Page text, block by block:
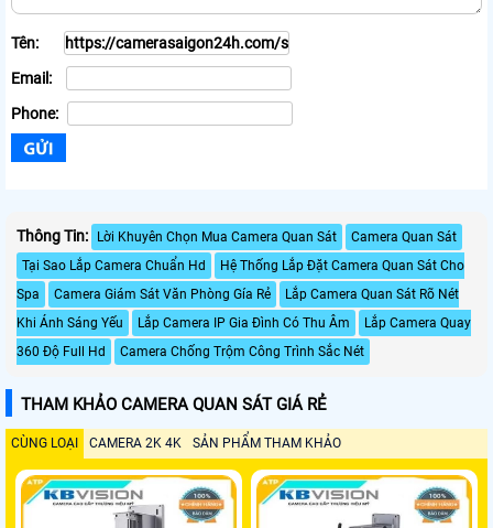
Tên:
Email:
Phone:
Thông Tin: Lời Khuyên Chọn Mua Camera Quan Sát
Camera Quan Sát
Tại Sao Lắp Camera Chuẩn Hd
Hệ Thống Lắp Đặt Camera Quan Sát Cho
Spa
Camera Giám Sát Văn Phòng Gía Rẻ
Lắp Camera Quan Sát Rõ Nét
Khi Ánh Sáng Yếu
Lắp Camera IP Gia Đình Có Thu Âm
Lắp Camera Quay
360 Độ Full Hd
Camera Chống Trộm Công Trình Sắc Nét
THAM KHẢO CAMERA QUAN SÁT GIÁ RẺ
CÙNG LOẠI CAMERA 2K 4K SẢN PHẨM THAM KHẢO